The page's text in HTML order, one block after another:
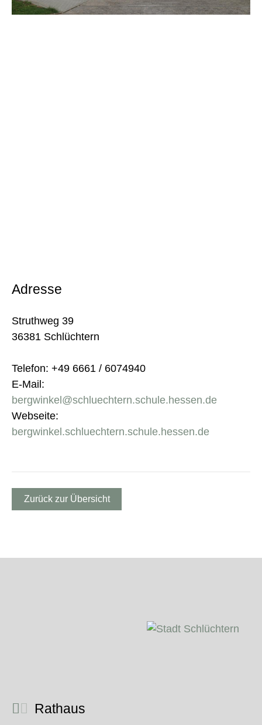
Adresse
Struthweg 39
36381 Schlüchtern
Telefon: +49 6661 / 6074940
E-Mail:
bergwinkel@schluechtern.schule.hessen.de
Webseite:
bergwinkel.schluechtern.schule.hessen.de
Zurück zur Übersicht
Rathaus